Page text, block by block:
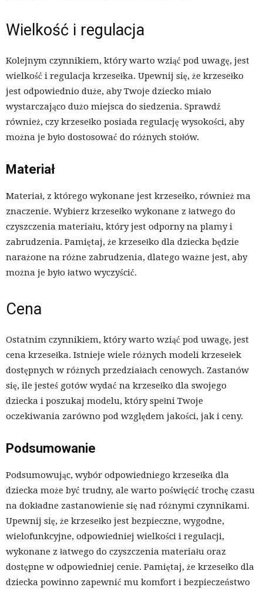
Wielkość i regulacja
Kolejnym czynnikiem, który warto wziąć pod uwagę, jest
wielkość i regulacja krzesełka. Upewnij się, że krzesełko
jest odpowiednio duże, aby Twoje dziecko miało
wystarczająco dużo miejsca do siedzenia. Sprawdź
również, czy krzesełko posiada regulację wysokości, aby
można je było dostosować do różnych stołów.
Materiał
Materiał, z którego wykonane jest krzesełko, również ma
znaczenie. Wybierz krzesełko wykonane z łatwego do
czyszczenia materiału, który jest odporny na plamy i
zabrudzenia. Pamiętaj, że krzesełko dla dziecka będzie
narażone na różne zabrudzenia, dlatego ważne jest, aby
można je było łatwo wyczyścić.
Cena
Ostatnim czynnikiem, który warto wziąć pod uwagę, jest
cena krzesełka. Istnieje wiele różnych modeli krzesełek
dostępnych w różnych przedziałach cenowych. Zastanów
się, ile jesteś gotów wydać na krzesełko dla swojego
dziecka i poszukaj modelu, który spełni Twoje
oczekiwania zarówno pod względem jakości, jak i ceny.
Podsumowanie
Podsumowując, wybór odpowiedniego krzesełka dla
dziecka może być trudny, ale warto poświęcić trochę czasu
na dokładne zastanowienie się nad różnymi czynnikami.
Upewnij się, że krzesełko jest bezpieczne, wygodne,
wielofunkcyjne, odpowiedniej wielkości i regulacji,
wykonane z łatwego do czyszczenia materiału oraz
dostępne w odpowiedniej cenie. Pamiętaj, że krzesełko dla
dziecka powinno zapewnić mu komfort i bezpieczeństwo